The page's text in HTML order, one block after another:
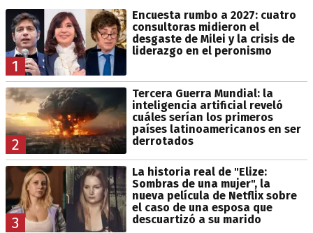
1
Encuesta rumbo a 2027: cuatro
consultoras midieron el
desgaste de Milei y la crisis de
liderazgo en el peronismo
2
Tercera Guerra Mundial: la
inteligencia artificial reveló
cuáles serían los primeros
países latinoamericanos en ser
derrotados
3
La historia real de "Elize:
Sombras de una mujer", la
nueva película de Netflix sobre
el caso de una esposa que
descuartizó a su marido